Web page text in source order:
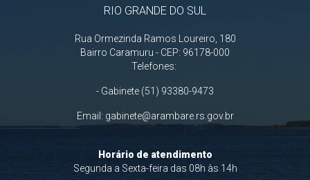
RIO GRANDE DO SUL
Rua Ormezinda Ramos Loureiro, 180
Bairro Caramuru - CEP: 96178-000
Telefones:
- Gabinete (51) 93380-9473
Email: gabinete@arambare.rs.gov.br
Horário de atendimento
Segunda a Sexta-feira das 08h às 14h